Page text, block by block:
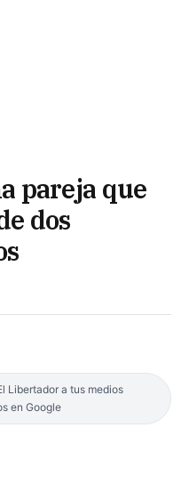
pareja que
dos
Libertador a tus medios
en Google